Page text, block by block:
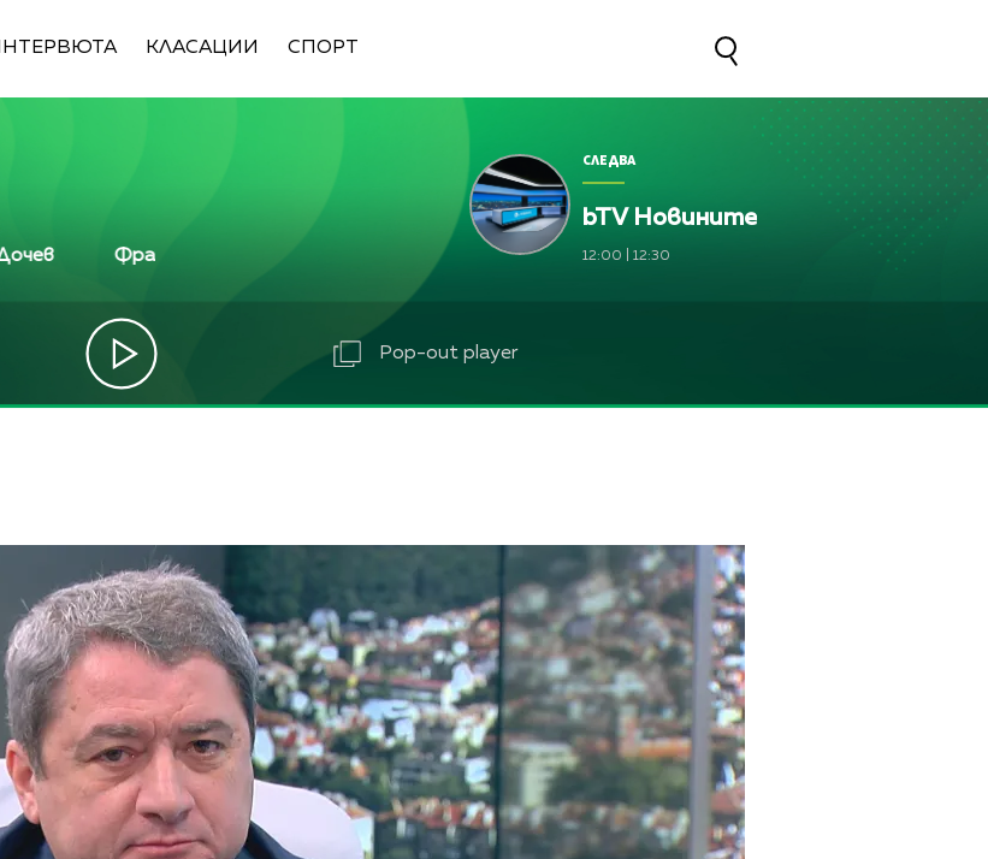
КЛАСАЦИИ СПОРТ
Франциска Йорданова, Зейнеб Маджурова, Оля Маринова, Петър Дочев
Франциска Йорданова, Зейнеб Маджурова, Оля Маринова, Петър Дочев
Франциска Йорданова, Зейнеб Маджурова, Оля Маринова, Петър
СЛЕДВА
bTV Новините
12:00 12:30
Pop-out player